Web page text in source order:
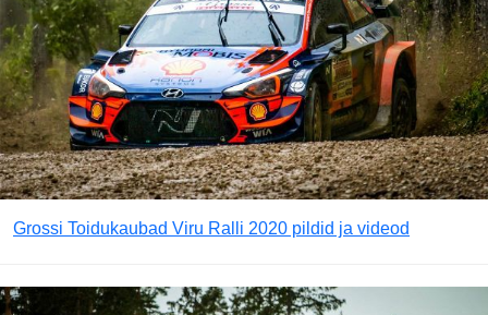
Grossi Toidukaubad Viru Ralli 2020 pildid ja videod